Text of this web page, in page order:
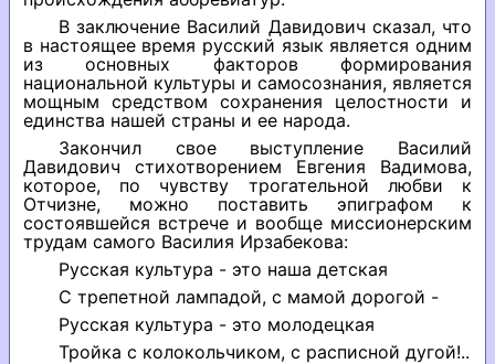
В заключение Василий Давидович сказал, что
в настоящее время русский язык является одним
из основных факторов формирования
национальной культуры и самосознания, является
мощным средством сохранения целостности и
единства нашей страны и ее народа.
Закончил свое выступление Василий
Давидович стихотворением Евгения Вадимова,
которое, по чувству трогательной любви к
Отчизне, можно поставить эпиграфом к
состоявшейся встрече и вообще миссионерским
трудам самого Василия Ирзабекова:
Русская культура - это наша детская
С трепетной лампадой, с мамой дорогой -
Русская культура - это молодецкая
Тройка с колокольчиком, с расписной дугой!..